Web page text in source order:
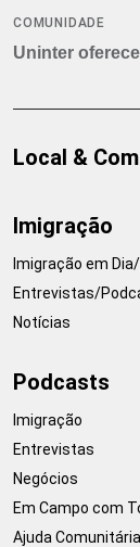
COMUNIDADE
Uninter
Local &
Imigração
Imigração em
Entrevistas/
Notícias
Podcasts
Imigração
Entrevistas
Negócios
Em Campo com
Ajuda Comunitária